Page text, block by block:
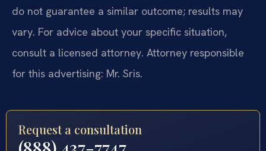
do not guarantee a similar outcome; results may
vary. For advice about your specific situation,
consult a licensed attorney. Attorney responsible
for this advertising: Mr. Sris.
Request a consultation